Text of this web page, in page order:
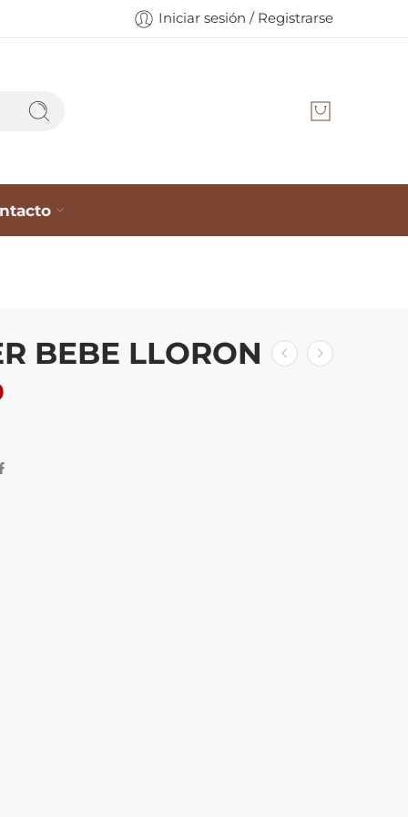
Iniciar sesión / Registrarse
BEBE LLORON